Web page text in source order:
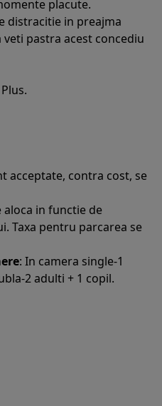
placute.
distracitie in preajma
pastra acest concediu
acceptate, contra cost, se
aloca in functie de
Taxa pentru parcarea se
: In camera single-1
2 adulti + 1 copil.